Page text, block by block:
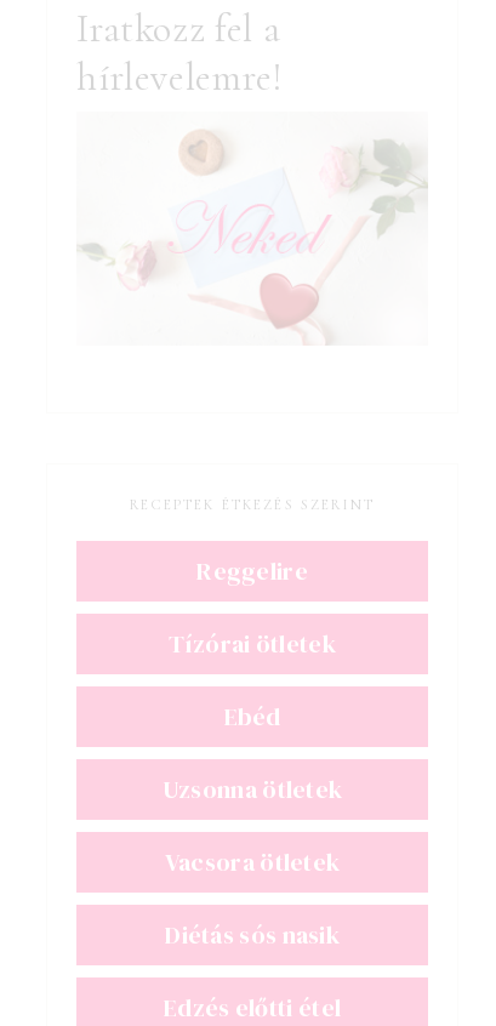
Iratkozz fel a
hírlevelemre!
RECEPTEK ÉTKEZÉS SZERINT
Reggelire
Tízórai ötletek
Ebéd
Uzsonna ötletek
Vacsora ötletek
Diétás sós nasik
Edzés előtti étel